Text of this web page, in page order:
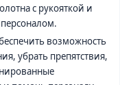
с рукояткой и
возможность
убрать препятствия,